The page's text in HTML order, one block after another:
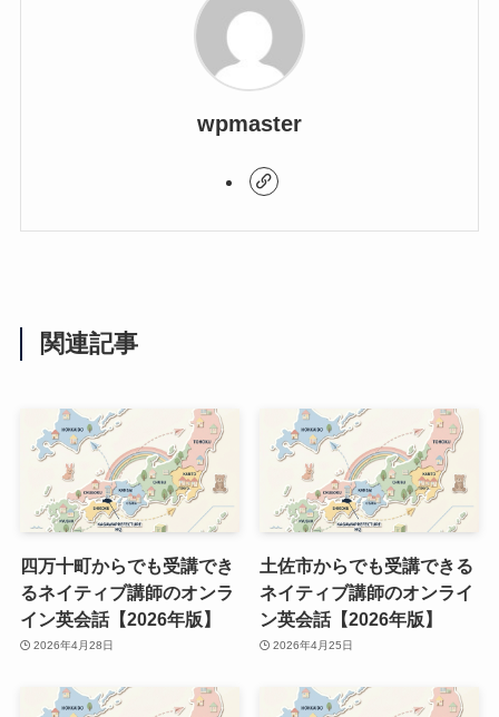
wpmaster
関連記事
四万十町からでも受講でき
るネイティブ講師のオンラ
イン英会話【2026年版】
2026年4月28日
土佐市からでも受講できる
ネイティブ講師のオンライ
ン英会話【2026年版】
2026年4月25日